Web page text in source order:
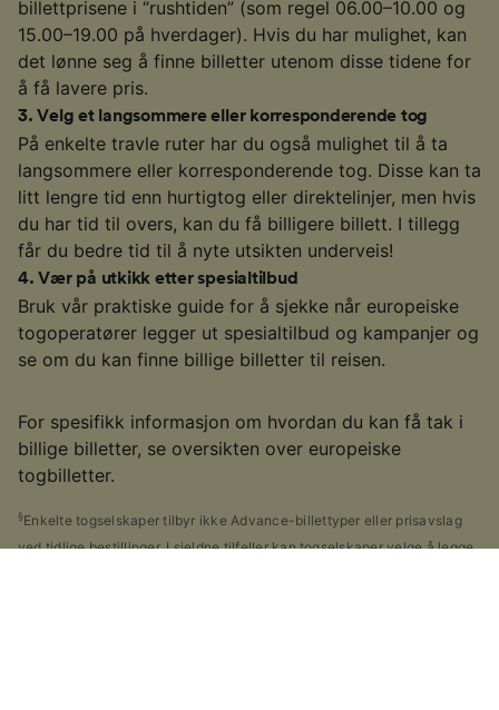
billettprisene i “rushtiden” (som regel 06.00–10.00 og
15.00–19.00 på hverdager). Hvis du har mulighet, kan
det lønne seg å finne billetter utenom disse tidene for
å få lavere pris.
3.Velg et langsommere eller korresponderende tog
På enkelte travle ruter har du også mulighet til å ta
langsommere eller korresponderende tog. Disse kan ta
litt lengre tid enn hurtigtog eller direktelinjer, men hvis
du har tid til overs, kan du få billigere billett. I tillegg
får du bedre tid til å nyte utsikten underveis!
4.Vær på utkikk etter spesialtilbud
Bruk vår praktiske guide for å sjekke når europeiske
togoperatører legger ut spesialtilbud og kampanjer og
se om du kan finne billige billetter til reisen.
For spesifikk informasjon om hvordan du kan få tak i
billige billetter, se oversikten over europeiske
togbilletter.
§Enkelte togselskaper tilbyr ikke Advance-billettyper eller prisavslag
ved tidlige bestillinger. I sjeldne tilfeller kan togselskaper velge å legge